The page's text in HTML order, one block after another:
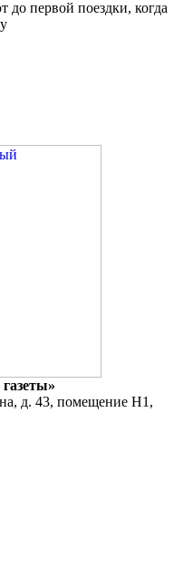
до первой поездки, когда
д. 43, помещение Н1,